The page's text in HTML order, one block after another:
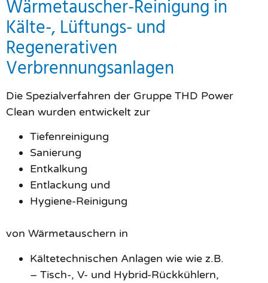
Wärmetauscher-Reinigung in
Kälte-, Lüftungs- und
Regenerativen
Verbrennungsanlagen
Die Spezialverfahren der Gruppe THD Power
Clean wurden entwickelt zur
Tiefenreinigung
Sanierung
Entkalkung
Entlackung und
Hygiene-Reinigung
von Wärmetauschern in
Kältetechnischen Anlagen wie wie z.B.
– Tisch-, V- und Hybrid-Rückkühlern,